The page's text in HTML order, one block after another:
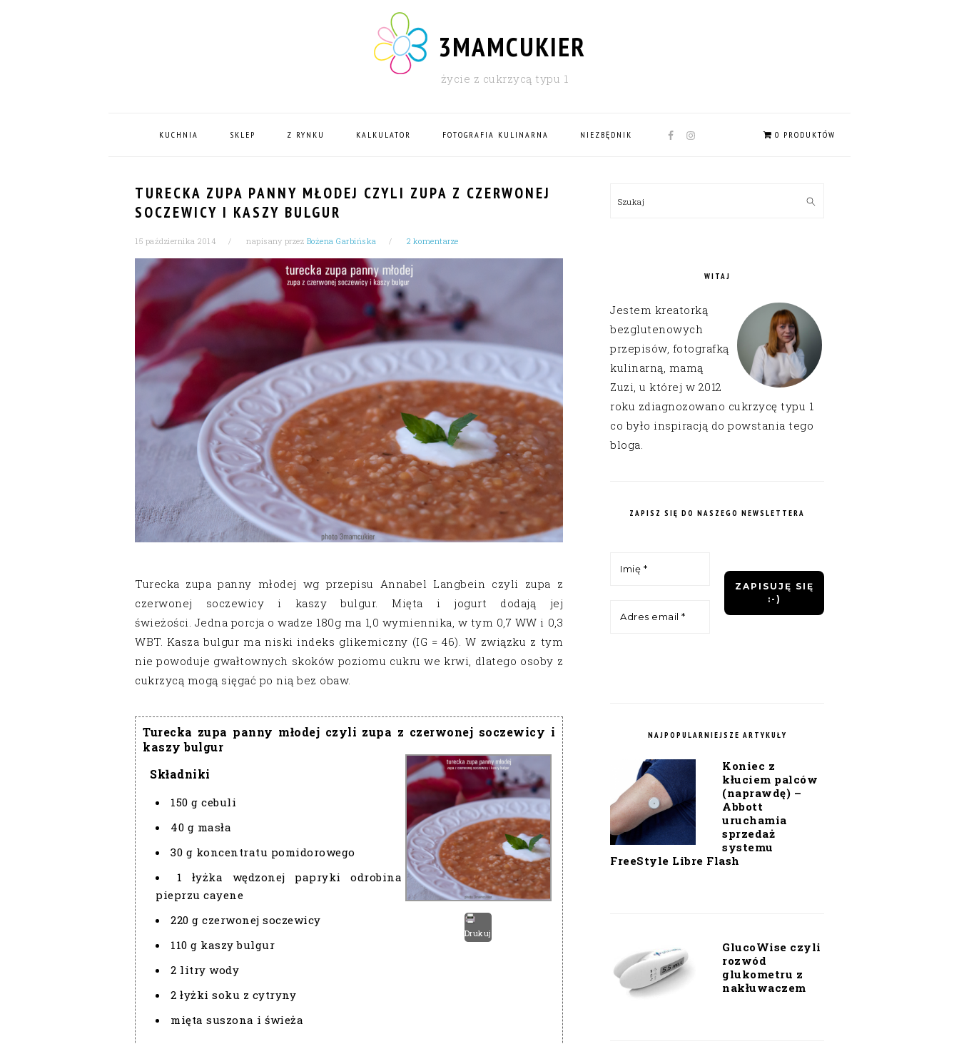
3MAMCUKIER
życie z cukrzycą typu 1
KUCHNIA SKLEP Z RYNKU KALKULATOR FOTOGRAFIA KULINARNA NIEZBĘDNIK
NAV
0 PRODUKTÓW
TURECKA ZUPA PANNY MŁODEJ CZYLI ZUPA Z CZERWONEJ
SOCZEWICY I KASZY BULGUR
15 października 2014 napisany przez Bożena Garbińska 2 komentarze
Turecka zupa panny młodej wg przepisu Annabel Langbein czyli zupa z
czerwonej soczewicy i kaszy bulgur. Mięta i jogurt dodają jej
świeżości. Jedna porcja o wadze 180g ma 1,0 wymiennika, w tym 0,7 WW i 0,3
WBT. Kasza bulgur ma niski indeks glikemiczny (IG = 46). W związku z tym
nie powoduje gwałtownych skoków poziomu cukru we krwi, dlatego osoby z
cukrzycą mogą sięgać po nią bez obaw.
Turecka zupa panny młodej czyli zupa z czerwonej soczewicy i
kaszy bulgur
Drukuj
Składniki
150 g cebuli
40 g masła
30 g koncentratu pomidorowego
1 łyżka wędzonej papryki odrobina
pieprzu cayene
220 g czerwonej soczewicy
110 g kaszy bulgur
2 litry wody
2 łyżki soku z cytryny
mięta suszona i świeża
SIDEBAR
Szukaj
WITAJ
Jestem kreatorką
bezglutenowych
przepisów, fotografką
kulinarną, mamą
Zuzi, u której w 2012
roku zdiagnozowano cukrzycę typu 1
co było inspiracją do powstania tego
bloga.
ZAPISZ SIĘ DO NASZEGO NEWSLETTERA
NAJPOPULARNIEJSZE ARTYKUŁY
Koniec z
kłuciem palców
(naprawdę) –
Abbott
uruchamia
sprzedaż
systemu
FreeStyle Libre Flash
GlucoWise czyli
rozwód
glukometru z
nakłuwaczem